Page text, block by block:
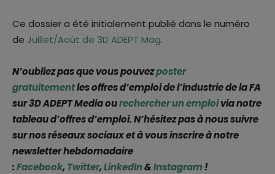
Ce dossier a été initialement publié dans le numéro
de Juillet/Août de 3D ADEPT Mag.
N’oubliez pas que vous pouvezposter
gratuitementles offres d’emploi de l’industrie de la FA
sur 3D ADEPT Media ourechercher un emploivia notre
tableau d’offres d’emploi. N’hésitez pas à nous suivre
sur nos réseaux sociaux et à vous inscrire à notre
newsletter hebdomadaire
:Facebook,Twitter,LinkedIn&Instagram !